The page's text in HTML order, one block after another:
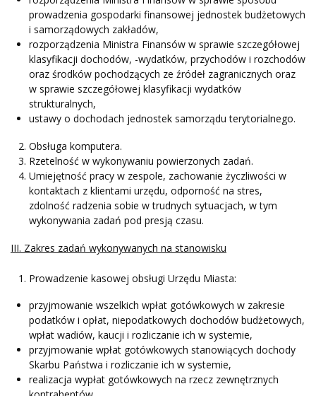
prowadzenia gospodarki finansowej jednostek budżetowych
i samorządowych zakładów,
rozporządzenia Ministra Finansów w sprawie szczegółowej
klasyfikacji dochodów, -wydatków, przychodów i rozchodów
oraz środków pochodzących ze źródeł zagranicznych oraz
w sprawie szczegółowej klasyfikacji wydatków
strukturalnych,
ustawy o dochodach jednostek samorządu terytorialnego.
Obsługa komputera.
Rzetelność w wykonywaniu powierzonych zadań.
Umiejętność pracy w zespole, zachowanie życzliwości w
kontaktach z klientami urzędu, odporność na stres,
zdolność radzenia sobie w trudnych sytuacjach, w tym
wykonywania zadań pod presją czasu.
III. Zakres zadań wykonywanych na stanowisku
Prowadzenie kasowej obsługi Urzędu Miasta:
przyjmowanie wszelkich wpłat gotówkowych w zakresie
podatków i opłat, niepodatkowych dochodów budżetowych,
wpłat wadiów, kaucji i rozliczanie ich w systemie,
przyjmowanie wpłat gotówkowych stanowiących dochody
Skarbu Państwa i rozliczanie ich w systemie,
realizacja wypłat gotówkowych na rzecz zewnętrznych